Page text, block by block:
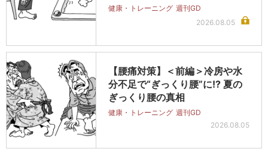
健康・トレーニング 週刊GD
2026.08.05
【腰痛対策】＜前編＞冷房や水
分不足で“ぎっくり腰”に!? 夏の
ぎっくり腰の真相
健康・トレーニング 週刊GD
2026.08.05